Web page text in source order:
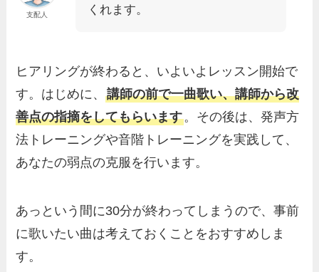
支配人
くれます。
ヒアリングが終わると、いよいよレッスン開始で
す。はじめに、講師の前で一曲歌い、講師から改
善点の指摘をしてもらいます。その後は、発声方
法トレーニングや音階トレーニングを実践して、
あなたの弱点の克服を行います。
あっという間に30分が終わってしまうので、事前
に歌いたい曲は考えておくことをおすすめしま
す。